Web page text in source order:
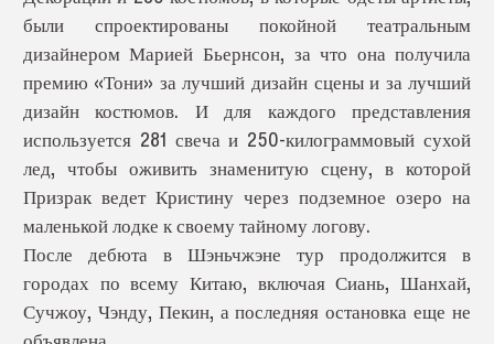
были спроектированы покойной театральным
дизайнером Марией Бьернсон, за что она получила
премию «Тони» за лучший дизайн сцены и за лучший
дизайн костюмов. И для каждого представления
используется 281 свеча и 250-килограммовый сухой
лед, чтобы оживить знаменитую сцену, в которой
Призрак ведет Кристину через подземное озеро на
маленькой лодке к своему тайному логову.
После дебюта в Шэньчжэне тур продолжится в
городах по всему Китаю, включая Сиань, Шанхай,
Сучжоу, Чэнду, Пекин, а последняя остановка еще не